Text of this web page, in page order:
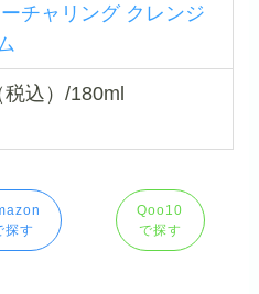
チャリング クレンジ
込）/180ml
探す
Qoo10
で探す